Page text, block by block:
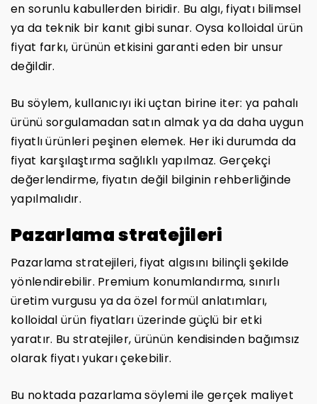
en sorunlu kabullerden biridir. Bu algı, fiyatı bilimsel
ya da teknik bir kanıt gibi sunar. Oysa kolloidal ürün
fiyat farkı, ürünün etkisini garanti eden bir unsur
değildir.
Bu söylem, kullanıcıyı iki uçtan birine iter: ya pahalı
ürünü sorgulamadan satın almak ya da daha uygun
fiyatlı ürünleri peşinen elemek. Her iki durumda da
fiyat karşılaştırma sağlıklı yapılmaz. Gerçekçi
değerlendirme, fiyatın değil bilginin rehberliğinde
yapılmalıdır.
Pazarlama stratejileri
Pazarlama stratejileri, fiyat algısını bilinçli şekilde
yönlendirebilir. Premium konumlandırma, sınırlı
üretim vurgusu ya da özel formül anlatımları,
kolloidal ürün fiyatları üzerinde güçlü bir etki
yaratır. Bu stratejiler, ürünün kendisinden bağımsız
olarak fiyatı yukarı çekebilir.
Bu noktada pazarlama söylemi ile gerçek maliyet